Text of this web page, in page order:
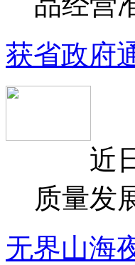
获省政府
近日
质量发
无界山海